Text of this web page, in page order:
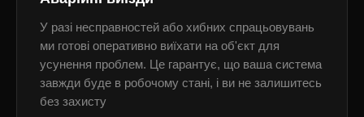
У разі несправностей або хибних спрацьовувань
ми готові оперативно виїхати на об'єкт для
усунення проблем. Це гарантує, що ваша система
завжди буде в робочому стані, і ви не залишитесь
без захисту